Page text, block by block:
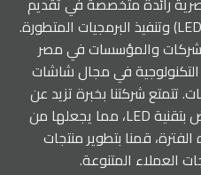
حلول شاشات العرض العملاقة (LED) وتنفيذ البرمجيات المتطورة.
والمؤسسات في مصر
التكنولوجية في مجال شاشات
تتمتع شركتنا بخبرة تزيد عن
20 عامًا في صناعة شاشات العرض بتقنية LED، مما يجعلها من
قمنا بتطوير منتجات
العملاء المتنوعة.